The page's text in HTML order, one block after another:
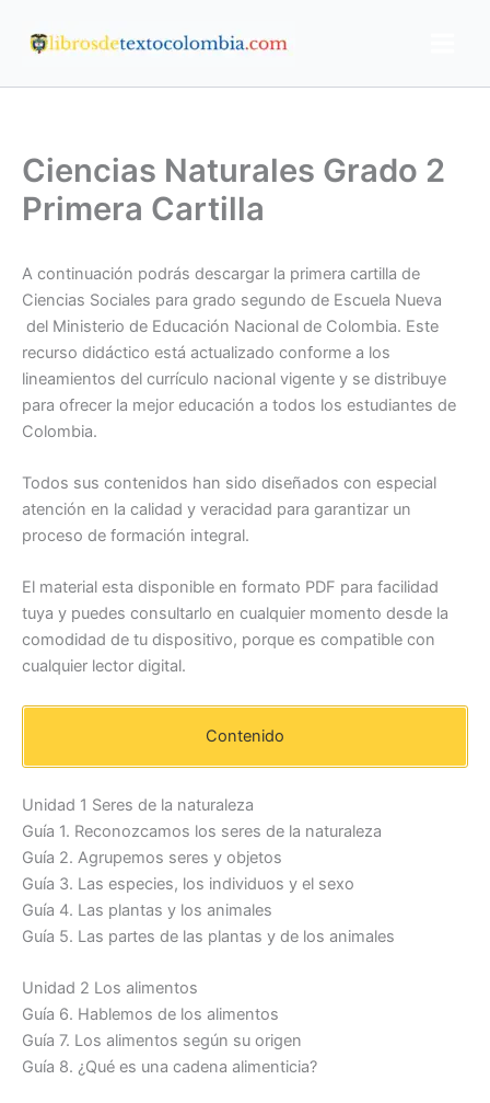
Ciencias Naturales Grado 2
Primera Cartilla
A continuación podrás descargar la primera cartilla de
Ciencias Sociales para grado segundo de Escuela Nueva
del Ministerio de Educación Nacional de Colombia. Este
recurso didáctico está actualizado conforme a los
lineamientos del currículo nacional vigente y se distribuye
para ofrecer la mejor educación a todos los estudiantes de
Colombia.
Todos sus contenidos han sido diseñados con especial
atención en la calidad y veracidad para garantizar un
proceso de formación integral.
El material esta disponible en formato PDF para facilidad
tuya y puedes consultarlo en cualquier momento desde la
comodidad de tu dispositivo, porque es compatible con
cualquier lector digital.
Contenido
Unidad 1 Seres de la naturaleza
Guía 1. Reconozcamos los seres de la naturaleza
Guía 2. Agrupemos seres y objetos
Guía 3. Las especies, los individuos y el sexo
Guía 4. Las plantas y los animales
Guía 5. Las partes de las plantas y de los animales
Unidad 2 Los alimentos
Guía 6. Hablemos de los alimentos
Guía 7. Los alimentos según su origen
Guía 8. ¿Qué es una cadena alimenticia?